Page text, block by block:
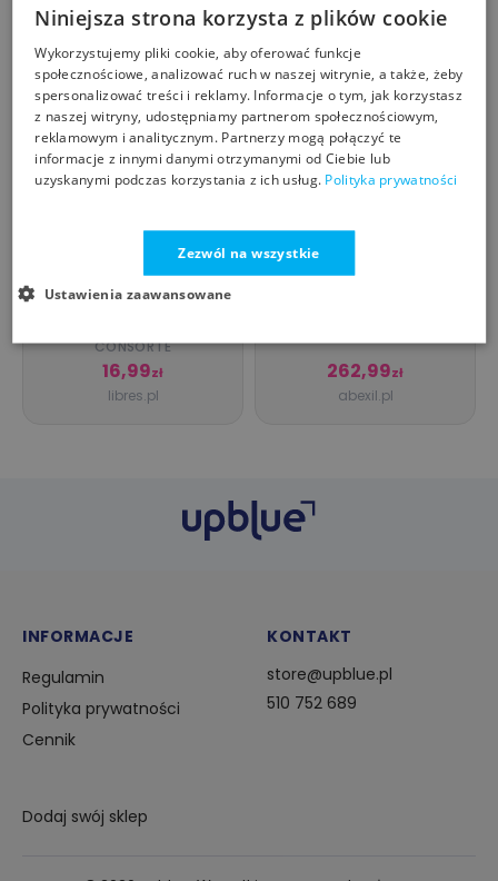
199,00 zł 299,00 zł 69,00zł
Nakolanniki
ochrona kolan
CONSORTE
16,99zł
libres.pl
STIHL Protect MS –
naramiennik
antyprzecięciowy kl. 1
STIHL
262,99zł
abexil.pl
INFORMACJE
Regulamin
Polityka prywatności
Cennik
KONTAKT
store@upblue.pl
510 752 689
Dodaj swój sklep
Niniejsza strona korzysta z plików cookie
Wykorzystujemy pliki cookie, aby oferować funkcje
społecznościowe, analizować ruch w naszej witrynie, a także, żeby
spersonalizować treści i reklamy. Informacje o tym, jak korzystasz
z naszej witryny, udostępniamy partnerom społecznościowym,
reklamowym i analitycznym. Partnerzy mogą połączyć te
informacje z innymi danymi otrzymanymi od Ciebie lub
uzyskanymi podczas korzystania z ich usług. Polityka prywatności
Zezwól na wszystkie
Ustawienia zaawansowane